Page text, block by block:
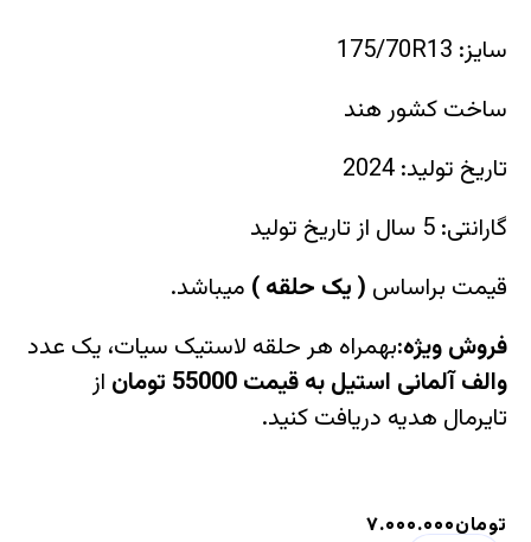
سایز: 175/70R13
ساخت کشور هند
تاریخ تولید: 2024
گارانتی: 5 سال از تاریخ تولید
قیمت براساس (یک حلقه) میباشد.
فروش ویژه:بهمراه هر حلقه لاستیک سیات، یک عدد
والف آلمانی استیل به قیمت 55000 تومان
از
تایرمال هدیه دریافت کنید.
تومان۷.۰۰۰.۰۰۰